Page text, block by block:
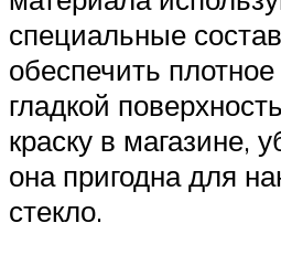
специальные
обеспечить
гладкой
краску в магазине,
она пригодна для
стекло.